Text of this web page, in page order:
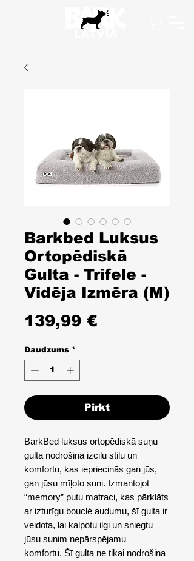
Barkbed Luksus
Ortopēdiskā
Gulta - Trifele -
Vidēja Izmēra (M)
139,99 €Cena
Daudzums *
Pirkt
BarkBed luksus ortopēdiskā suņu
gulta nodrošina izcilu stilu un
komfortu, kas iepriecinās gan jūs,
gan jūsu mīļoto suni. Izmantojot
“memory” putu matraci, kas pārklāts
ar izturīgu bouclé audumu, šī gulta ir
veidota, lai kalpotu ilgi un sniegtu
jūsu sunim nepārspējamu
komfortu. Šī gulta ne tikai nodrošina